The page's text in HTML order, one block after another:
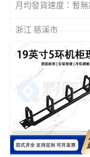
月均發貨速度： 暫
浙江 慈溪市